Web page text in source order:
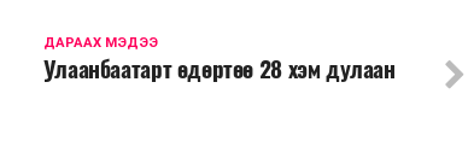
ДАРААХ МЭДЭЭ
Улаанбаатарт өдөртөө 28 хэм дулаан